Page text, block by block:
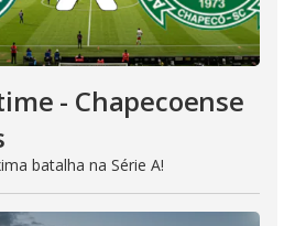
- Chapecoense
batalha na Série A!